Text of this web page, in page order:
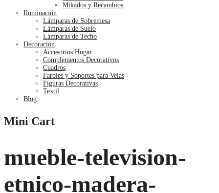
Mikados y Recambios
Iluminación
Lámparas de Sobremesa
Lámparas de Suelo
Lámparas de Techo
Decoración
Accesorios Hogar
Complementos Decorativos
Cuadros
Faroles y Soportes para Velas
Figuras Decorativas
Textil
Blog
Mini Cart
mueble-television-
etnico-madera-